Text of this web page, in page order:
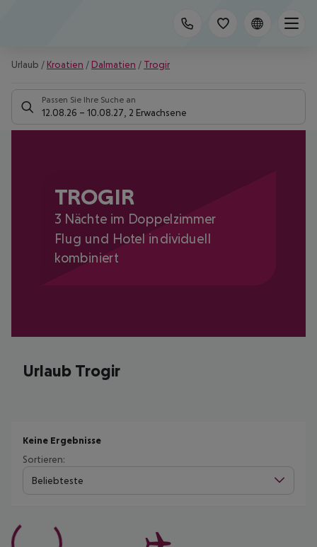
Urlaub / Kroatien / Dalmatien / Trogir
Passen Sie Ihre Suche an
12.08.26 – 10.08.27 2 Erwachsene
TROGIR
3 Nächte im Doppelzimmer
Flug und Hotel individuell
kombiniert
Urlaub Trogir
Keine Ergebnisse
Sortieren:
Beliebteste